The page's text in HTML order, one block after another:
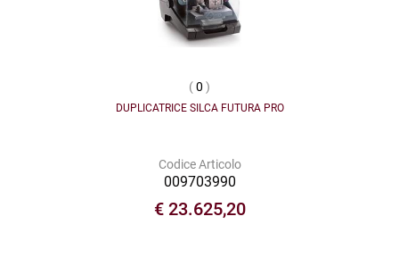
(0 )
DUPLICATRICE SILCA FUTURA PRO
Codice Articolo
009703990
€ 23.625,20